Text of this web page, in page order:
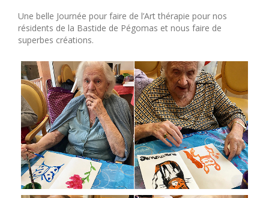
Une belle Journée pour faire de l’Art thérapie pour nos
résidents de la Bastide de Pégomas et nous faire de
superbes créations.